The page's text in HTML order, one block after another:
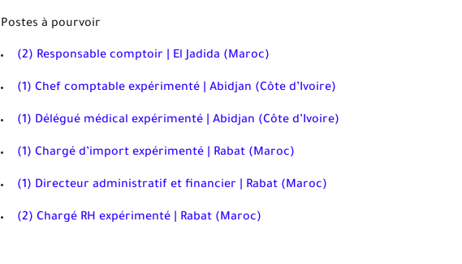
Postes à pourvoir
(2) Responsable comptoir | El Jadida (Maroc)
(1) Chef comptable expérimenté | Abidjan (Côte d’Ivoire)
(1) Délégué médical expérimenté | Abidjan (Côte d’Ivoire)
(1) Chargé d’import expérimenté | Rabat (Maroc)
(1) Directeur administratif et financier | Rabat (Maroc)
(2) Chargé RH expérimenté | Rabat (Maroc)